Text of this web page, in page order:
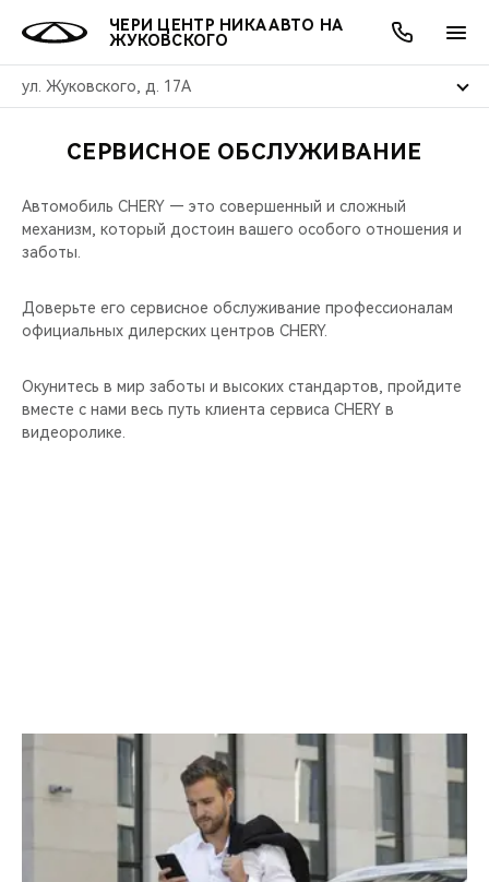
ЧЕРИ ЦЕНТР НИКА АВТО НА
ЖУКОВСКОГО
ул. Жуковского, д. 17А
МОДЕЛИ
НОВИНКИ
ПОКУПАТЕЛЯМ
ВЫБОР И ПОКУПКА
ВЛАДЕЛЬЦАМ
СЕРВИС
ПОДДЕРЖКА
CHERY CONNECT
МИР CHERY
АКСЕССУАРЫ
CHERY В СОЦСЕТЯХ
ЛЮДИ CHERY
БЛАГОТВОРИТЕЛЬНОСТЬ
АКЦИИ
ВЫГОДЫ И АКЦИИ
ОНЛАЙН СЕРВИСЫ
ВЫБОР И ПОКУПКА
О КОМПАНИИ
О НАС
СЕРВИСНОЕ ОБСЛУЖИВАНИЕ
Автомобиль CHERY — это совершенный и сложный
механизм, который достоин вашего особого отношения и
заботы.
Доверьте его сервисное обслуживание профессионалам
официальных дилерских центров CHERY.
Окунитесь в мир заботы и высоких стандартов, пройдите
вместе с нами весь путь клиента сервиса CHERY в
видеоролике.